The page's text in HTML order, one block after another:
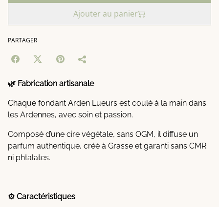
Ajouter au panier
PARTAGER
🌿 Fabrication artisanale
Chaque fondant Arden Lueurs est coulé à la main dans
les Ardennes, avec soin et passion.
Composé d’une cire végétale, sans OGM, il diffuse un
parfum authentique, créé à Grasse et garanti sans CMR
ni phtalates.
⚙️ Caractéristiques